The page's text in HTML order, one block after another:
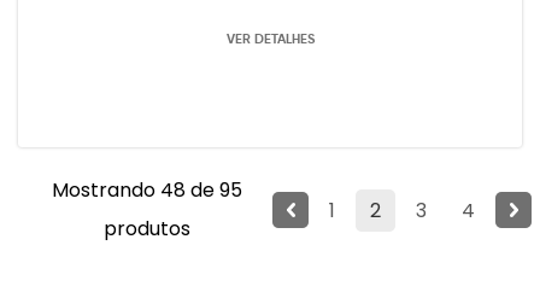
VER DETALHES
1 2 3 4
Mostrando 48 de 95
produtos